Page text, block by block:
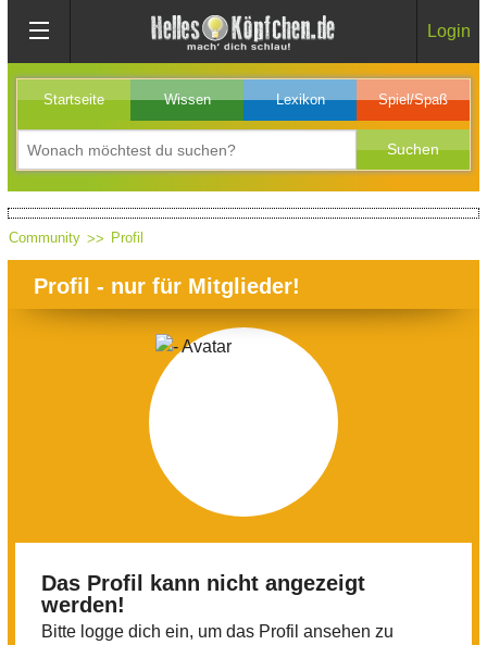
Login
Startseite Wissen Lexikon Spiel/Spaß
Community Profil
Profil - nur für Mitglieder!
Das Profil kann nicht angezeigt
werden!
Bitte logge dich ein, um das Profil ansehen zu